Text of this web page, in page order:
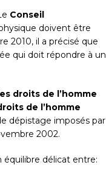
Conseil
doivent être
2010, il a précisé que
qui doit répondre à un
droits de l’homme
de l’homme
dépistage imposés par
2002.
équilibre délicat entre: